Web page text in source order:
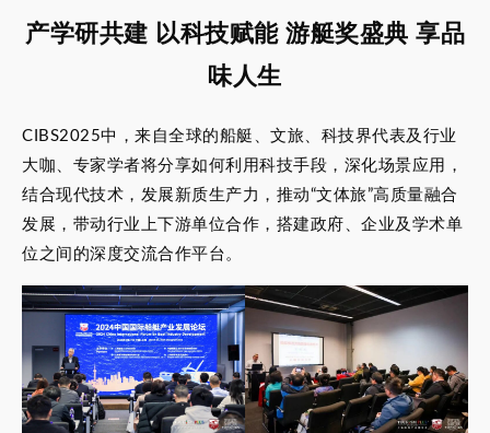
产学研共建 以科技赋能 游艇奖盛典 享品
味人生
CIBS2025中，来自全球的船艇、文旅、科技界代表及行业
大咖、专家学者将分享如何利用科技手段，深化场景应用，
结合现代技术，发展新质生产力，推动“文体旅”高质量融合
发展，带动行业上下游单位合作，搭建政府、企业及学术单
位之间的深度交流合作平台。